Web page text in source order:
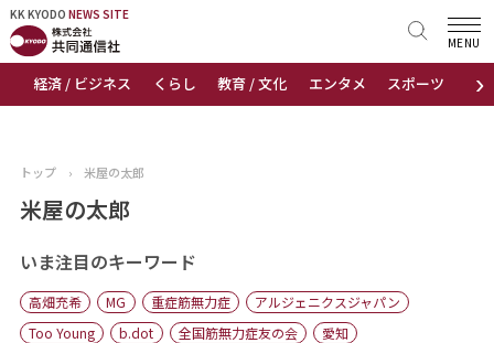
KK KYODO NEWS SITE
›
経済 / ビジネス くらし 教育 / 文化 エンタメ スポーツ 地域
MENU
KK KYODONEWS SITE
トップページ
ニュース
おすすめコンテンツ
出版物
トップ › 米屋の太郎
米屋の太郎
いま注目のキーワード
高畑充希 MG 重症筋無力症
アルジェニクスジャパン
Too Young
b.dot 全国筋無力症友の会
愛知